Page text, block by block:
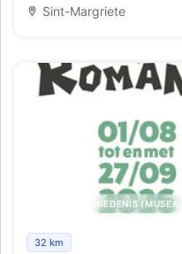
Sint-Margriete
KUNST,GESCHIEDENIS
Rondreizende
32 km